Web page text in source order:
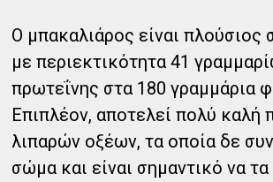
Ο μπακαλιάρος είναι πλούσιος
με περιεκτικότητα 41
πρωτεΐνης στα 180 γραμμάρια
Επιπλέον, αποτελεί πολύ καλή
λιπαρών οξέων, τα οποία δε
σώμα και είναι σημαντικό να τα